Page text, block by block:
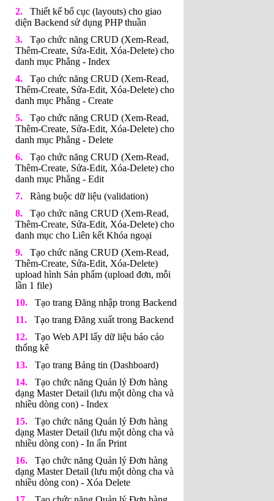
Thiết kế bố cục (layouts) cho giao
diện Backend sử dụng PHP thuần
Tạo chức năng CRUD (Xem-Read,
Thêm-Create, Sửa-Edit, Xóa-Delete) cho
danh mục Phẳng - Index
Tạo chức năng CRUD (Xem-Read,
Thêm-Create, Sửa-Edit, Xóa-Delete) cho
danh mục Phẳng - Create
Tạo chức năng CRUD (Xem-Read,
Thêm-Create, Sửa-Edit, Xóa-Delete) cho
danh mục Phẳng - Delete
Tạo chức năng CRUD (Xem-Read,
Thêm-Create, Sửa-Edit, Xóa-Delete) cho
danh mục Phẳng - Edit
Ràng buộc dữ liệu (validation)
Tạo chức năng CRUD (Xem-Read,
Thêm-Create, Sửa-Edit, Xóa-Delete) cho
danh mục cho Liên kết Khóa ngoại
Tạo chức năng CRUD (Xem-Read,
Thêm-Create, Sửa-Edit, Xóa-Delete)
upload hình Sản phẩm (upload đơn, mỗi
lần 1 file)
Tạo trang Đăng nhập trong Backend
Tạo trang Đăng xuất trong Backend
Tạo Web API lấy dữ liệu báo cáo
thống kê
Tạo trang Bảng tin (Dashboard)
Tạo chức năng Quản lý Đơn hàng
dạng Master Detail (lưu một dòng cha và
nhiều dòng con) - Index
Tạo chức năng Quản lý Đơn hàng
dạng Master Detail (lưu một dòng cha và
nhiều dòng con) - In ấn Print
Tạo chức năng Quản lý Đơn hàng
dạng Master Detail (lưu một dòng cha và
nhiều dòng con) - Xóa Delete